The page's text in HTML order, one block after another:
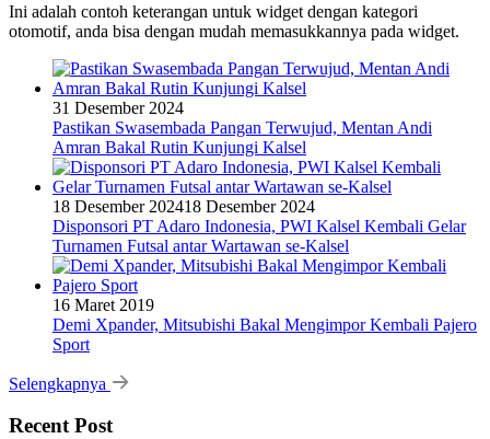
Ini adalah contoh keterangan untuk widget dengan kategori
otomotif, anda bisa dengan mudah memasukkannya pada widget.
31 Desember 2024
Pastikan Swasembada Pangan Terwujud, Mentan Andi
Amran Bakal Rutin Kunjungi Kalsel
18 Desember 202418 Desember 2024
Disponsori PT Adaro Indonesia, PWI Kalsel Kembali Gelar
Turnamen Futsal antar Wartawan se-Kalsel
16 Maret 2019
Demi Xpander, Mitsubishi Bakal Mengimpor Kembali Pajero
Sport
Selengkapnya
Recent Post